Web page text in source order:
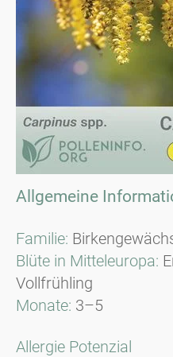
Allgemeine
Familie:
Blüte in Mitteleuropa:
Vollfrühling
Monate: 3–5
Allergie Potenzial